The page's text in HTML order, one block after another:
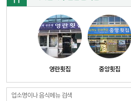
영란횟집 중앙횟집
업소명이나 음식메뉴 검색